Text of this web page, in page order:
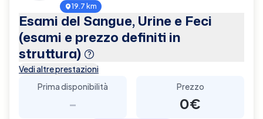
19.7 km
Esami del Sangue, Urine e Feci
(esami e prezzo definiti in
struttura)
Vedi altre prestazioni
Prima disponibilità
-
Prezzo
0€